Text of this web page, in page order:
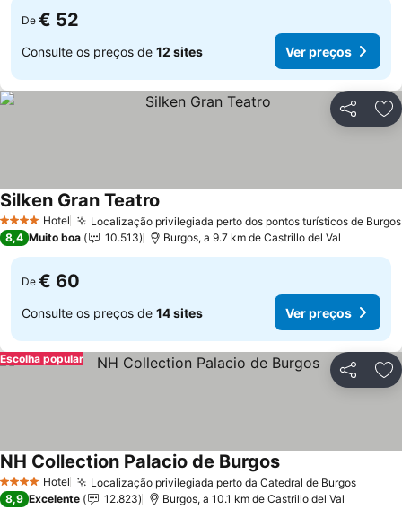
De € 52
Consulte os preços de 12 sites Ver preços
Partilhar
4 EstrelasHotel Localização privilegiada perto dos pontos turísticos de Burgos
Silken Gran Teatro
8,4 Muito boa 10.513 Burgos, a 9.7 km de Castrillo del Val
De € 60
Consulte os preços de 14 sites Ver preços
Partilhar
Escolha popular
4 EstrelasHotel Localização privilegiada perto da Catedral de Burgos
NH Collection Palacio de Burgos
8,9 Excelente 12.823 Burgos, a 10.1 km de Castrillo del Val